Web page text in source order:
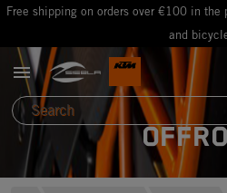
Free shipping on orders over €100 in
and
